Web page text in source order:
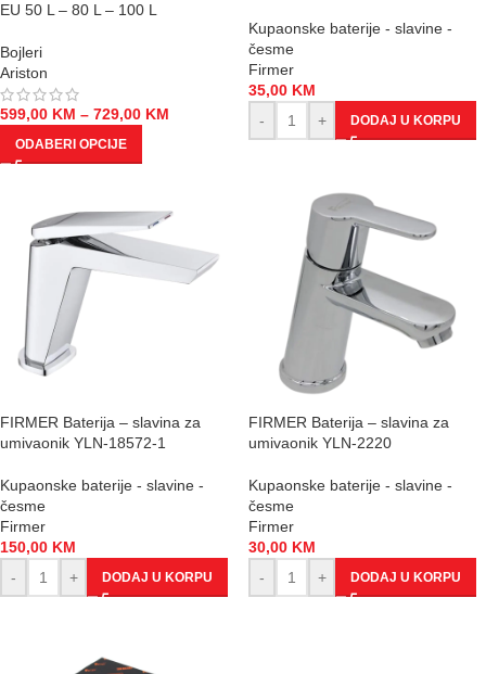
EU 50 L – 80 L – 100 L
Bojleri
Ariston
599,00 KM – 729,00 KM
ODABERI OPCIJE
Kupaonske baterije - slavine -
česme
Firmer
35,00 KM
-
+ DODAJ U KORPU
FIRMER Baterija – slavina za
umivaonik YLN-18572-1
Kupaonske baterije - slavine -
česme
Firmer
150,00 KM
-
+ DODAJ U KORPU
FIRMER Baterija – slavina za
umivaonik YLN-2220
Kupaonske baterije - slavine -
česme
Firmer
30,00 KM
-
+ DODAJ U KORPU